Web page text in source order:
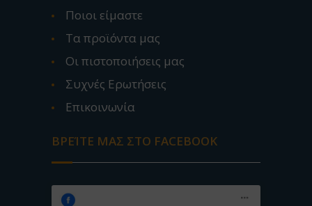
Ποιοι είμαστε
Τα προϊόντα μας
Οι πιστοποιήσεις μας
Συχνές Ερωτήσεις
Επικοινωνία
ΒΡΕΊΤΕ ΜΑΣ ΣΤΟ FACEBOOK